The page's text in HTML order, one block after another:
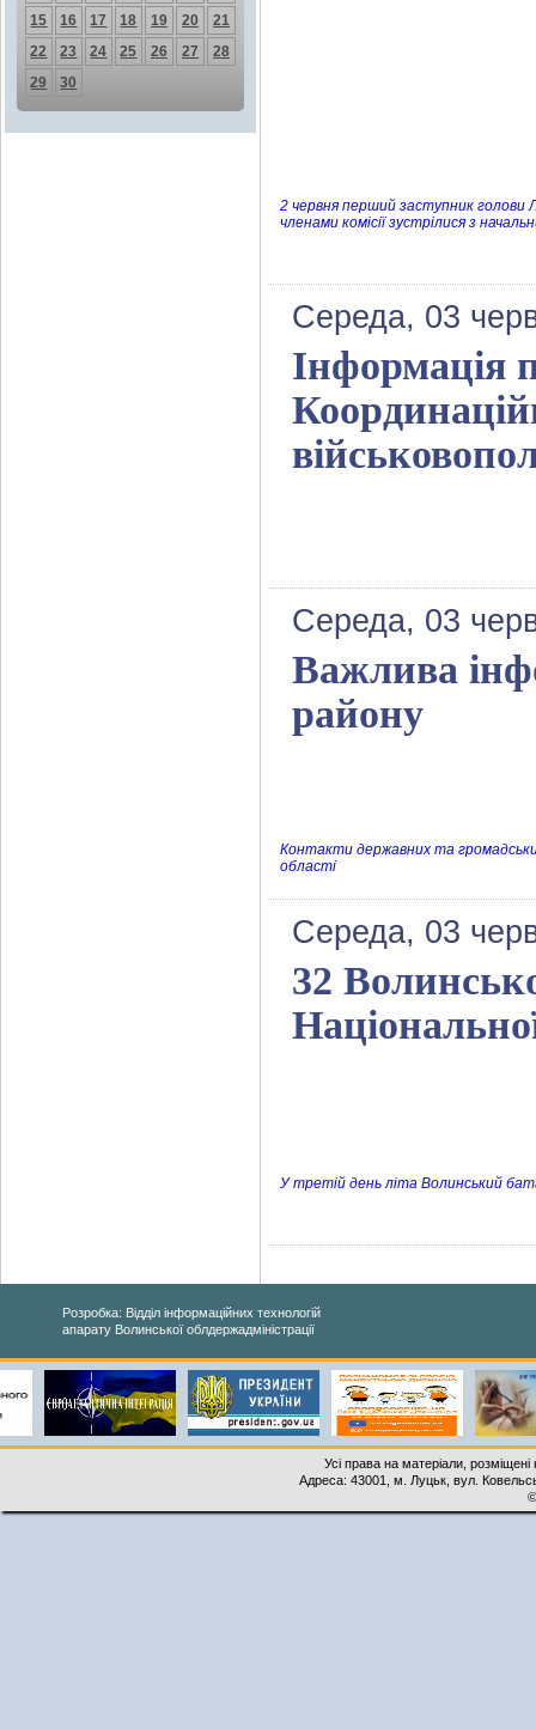
15
16 17 18 19 20
21
22
23 24 25 26 27
28
29
30
2 червня перший заступник голови
членами комісії зустрілися з
Середа, 03
Інформація
Середа, 03
Важлива
району
Контакти державних та
області
Середа, 03
32
У третій день літа Волинський
Розробка: Відділ інформаційних технологій
апарату Волинської облдержадміністрації
Усі права на матеріали,
Адреса: 43001, м. Луцьк, вул.